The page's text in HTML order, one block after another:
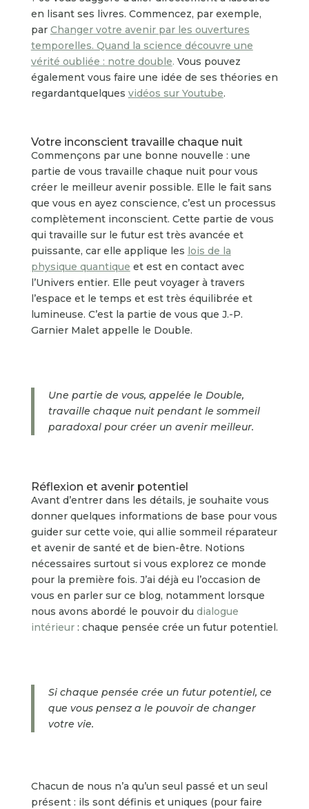
en lisant ses livres. Commencez, par exemple,
par Changer votre avenir par les ouvertures
temporelles. Quand la science découvre une
vérité oubliée : notre double. Vous pouvez
également vous faire une idée de ses théories en
regardantquelques vidéos sur Youtube.
Votre inconscient travaille chaque nuit
Commençons par une bonne nouvelle : une
partie de vous travaille chaque nuit pour vous
créer le meilleur avenir possible. Elle le fait sans
que vous en ayez conscience, c’est un processus
complètement inconscient. Cette partie de vous
qui travaille sur le futur est très avancée et
puissante, car elle applique les lois de la
physique quantique et est en contact avec
l’Univers entier. Elle peut voyager à travers
l’espace et le temps et est très équilibrée et
lumineuse. C’est la partie de vous que J.-P.
Garnier Malet appelle le Double.
Une partie de vous, appelée le Double,
travaille chaque nuit pendant le sommeil
paradoxal pour créer un avenir meilleur.
Réflexion et avenir potentiel
Avant d’entrer dans les détails, je souhaite vous
donner quelques informations de base pour vous
guider sur cette voie, qui allie sommeil réparateur
et avenir de santé et de bien-être. Notions
nécessaires surtout si vous explorez ce monde
pour la première fois. J’ai déjà eu l’occasion de
vous en parler sur ce blog, notamment lorsque
nous avons abordé le pouvoir du dialogue
intérieur: chaque pensée crée un futur potentiel.
Si chaque pensée crée un futur potentiel, ce
que vous pensez a le pouvoir de changer
votre vie.
Chacun de nous n’a qu’un seul passé et un seul
présent : ils sont définis et uniques (pour faire